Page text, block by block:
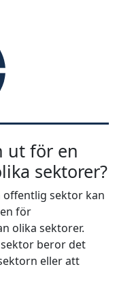
ut för en
sektorer?
offentlig sektor kan
för
olika sektorer.
beror det
eller att